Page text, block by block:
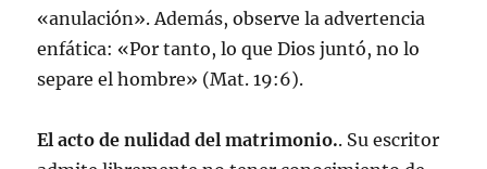
«anulación». Además, observe la advertencia
enfática: «Por tanto, lo que Dios juntó, no lo
separe el hombre» (Mat. 19:6).
El acto de nulidad del matrimonio.. Su escritor